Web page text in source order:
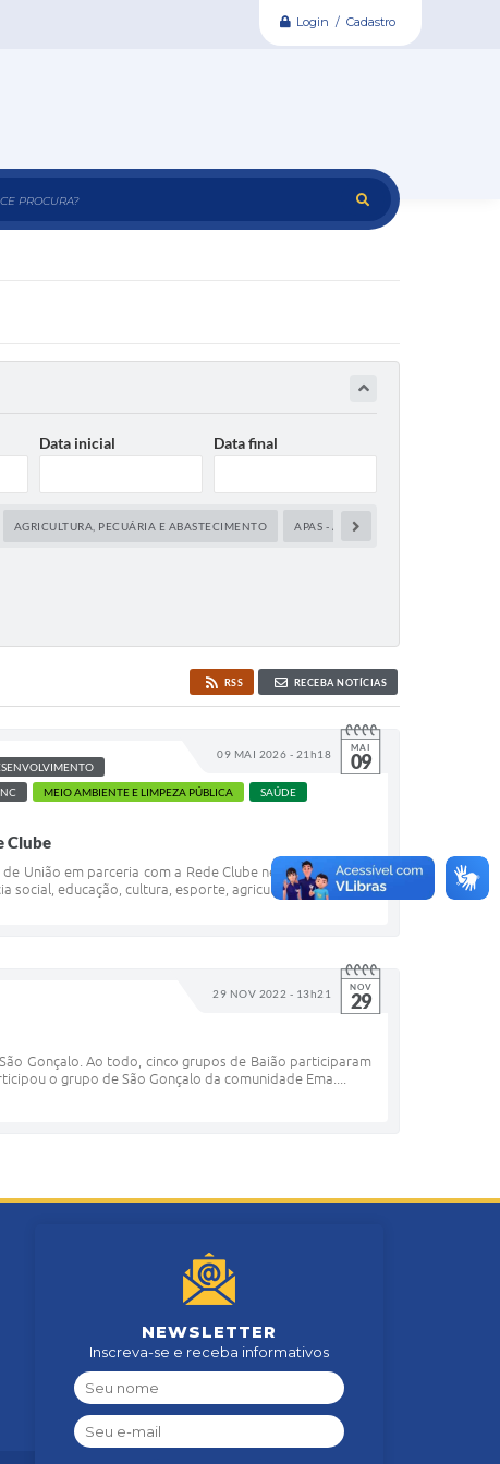
Login / Cadastro
procura?
Data inicial Data final
AGRICULTURA, PECUÁRIA E ABASTECIMENTO APAS - ÁREAS DE PROTEÇÃO
RSS RECEBA NOTÍCIAS
09 MAI 2026 - 21h18 MAI
09
MEIO AMBIENTE E LIMPEZA PÚBLICA
SAÚDE
Clube
União em parceria com a Rede Clube neste sábado (9).
social, educação, cultura, esporte, agricultura e...
29 NOV 2022 - 13h21 NOV
29
Gonçalo. Ao todo, cinco grupos de Baião participaram
o grupo de São Gonçalo da comunidade Ema....
NEWSLETTER
Inscreva-se e receba informativos